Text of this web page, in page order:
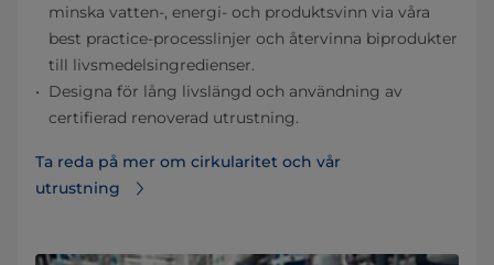
minska vatten-, energi- och produktsvinn via våra
best practice-processlinjer och återvinna biprodukter
till livsmedelsingredienser.
Designa för lång livslängd och användning av
certifierad renoverad utrustning.
Ta reda på mer om cirkularitet och vår
utrustning